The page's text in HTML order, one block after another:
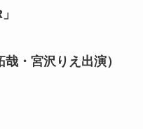
・宮沢りえ出演）